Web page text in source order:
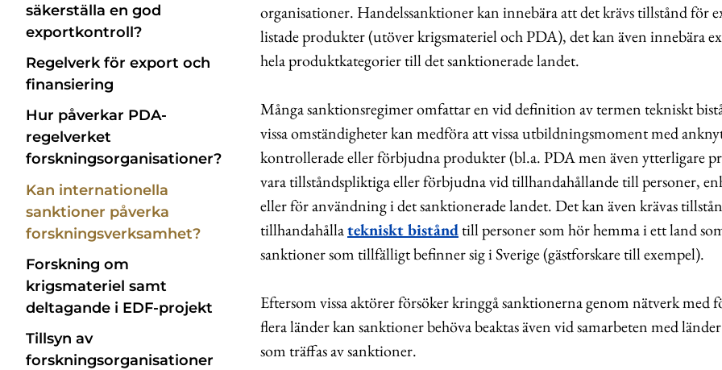
säkerställa en god
exportkontroll?
Regelverk för export och
finansiering
Hur påverkar PDA-
regelverket
forskningsorganisationer?
Kan internationella
sanktioner påverka
forskningsverksamhet?
Forskning om
krigsmateriel samt
deltagande i EDF-projekt
Tillsyn av
forskningsorganisationer
organisationer. Handelssanktioner kan innebära att det krävs tillstånd för
listade produkter (utöver krigsmateriel och PDA), det kan även innebära
hela produktkategorier till det sanktionerade landet.
Många sanktionsregimer omfattar en vid definition av termen tekniskt
vissa omständigheter kan medföra att vissa utbildningsmoment med
kontrollerade eller förbjudna produkter (bl.a. PDA men även ytterligare
vara tillståndspliktiga eller förbjudna vid tillhandahållande till personer,
eller för användning i det sanktionerade landet. Det kan även krävas
tillhandahållatekniskt biståndtill personer som hör hemma i ett land
sanktioner som tillfälligt befinner sig i Sverige (gästforskare till exempel).
Eftersom vissa aktörer försöker kringgå sanktionerna genom nätverk med
flera länder kan sanktioner behöva beaktas även vid samarbeten med
som träffas av sanktioner.